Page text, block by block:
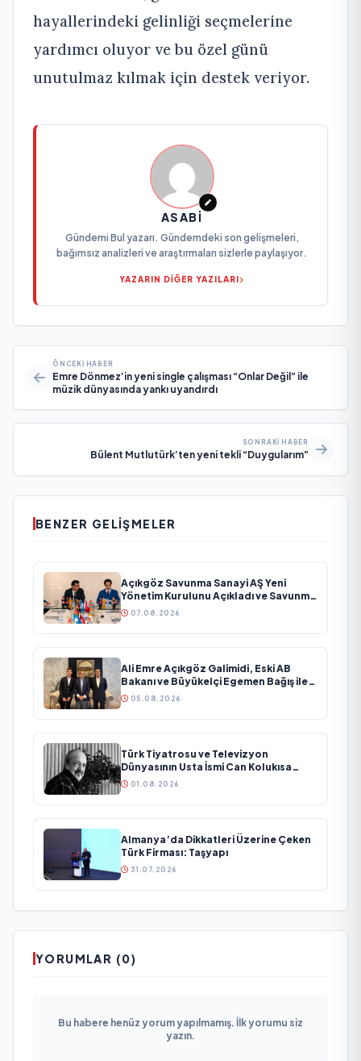
hayallerindeki gelinliği seçmelerine
yardımcı oluyor ve bu özel günü
unutulmaz kılmak için destek veriyor.
ASABI
Gündemi Bul yazarı. Gündemdeki son gelişmeleri,
bağımsız analizleri ve araştırmaları sizlerle paylaşıyor.
YAZARIN DİĞER YAZILARI
ÖNCEKI HABER
Emre Dönmez’in yeni single çalışması “Onlar Değil” ile
müzik dünyasında yankı uyandırdı
SONRAKI HABER
Bülent Mutlutürk’ten yeni tekli “Duygularım”
BENZER GELIŞMELER
Açıkgöz Savunma Sanayi AŞ Yeni
Yönetim Kurulunu Açıkladı ve Savunma
Sanayinde Küresel Vizyon Vurgusu
07.08.2026
Ali Emre Açıkgöz Galimidi, Eski AB
Bakanı ve Büyükelçi Egemen Bağış ile
Bir Araya Geldi
05.08.2026
Türk Tiyatrosu ve Televizyon
Dünyasının Usta İsmi Can Kolukısa
Hayatını Kaybetti
01.08.2026
Almanya’da Dikkatleri Üzerine Çeken
Türk Firması: Taşyapı
31.07.2026
YORUMLAR (0)
Bu habere henüz yorum yapılmamış. İlk yorumu siz
yazın.